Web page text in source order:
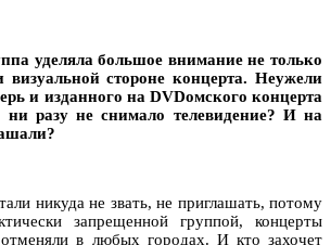
уделяла большое внимание не только
стороне концерта. Неужели
и изданного на DVDомского концерта
ни разу не снимало телевидение? И на
никуда не звать, не приглашать, потому
запрещенной группой, концерты
в любых городах. И кто захочет